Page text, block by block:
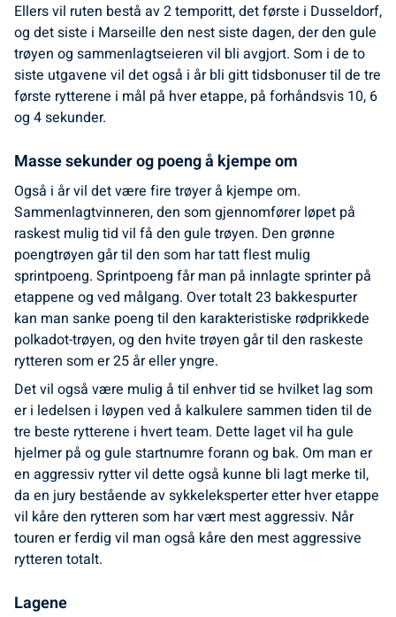
Ellers vil ruten bestå av 2 temporitt, det første i Dusseldorf,
og det siste i Marseille den nest siste dagen, der den gule
trøyen og sammenlagtseieren vil bli avgjort. Som i de to
siste utgavene vil det også i år bli gitt tidsbonuser til de tre
første rytterene i mål på hver etappe, på forhåndsvis 10, 6
og 4 sekunder.
Masse sekunder og poeng å kjempe om
Også i år vil det være fire trøyer å kjempe om.
Sammenlagtvinneren, den som gjennomfører løpet på
raskest mulig tid vil få den gule trøyen. Den grønne
poengtrøyen går til den som har tatt flest mulig
sprintpoeng. Sprintpoeng får man på innlagte sprinter på
etappene og ved målgang. Over totalt 23 bakkespurter
kan man sanke poeng til den karakteristiske rødprikkede
polkadot-trøyen, og den hvite trøyen går til den raskeste
rytteren som er 25 år eller yngre.
Det vil også være mulig å til enhver tid se hvilket lag som
er i ledelsen i løypen ved å kalkulere sammen tiden til de
tre beste rytterene i hvert team. Dette laget vil ha gule
hjelmer på og gule startnumre forann og bak. Om man er
en aggressiv rytter vil dette også kunne bli lagt merke til,
da en jury bestående av sykkeleksperter etter hver etappe
vil kåre den rytteren som har vært mest aggressiv. Når
touren er ferdig vil man også kåre den mest aggressive
rytteren totalt.
Lagene